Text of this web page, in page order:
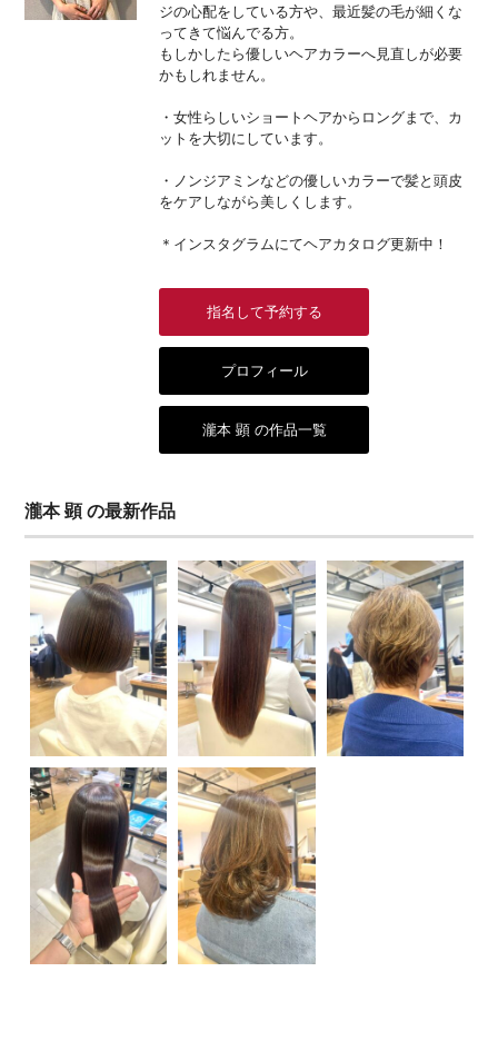
ジの心配をしている方や、最近髪の毛が細くな
ってきて悩んでる方。
もしかしたら優しいヘアカラーへ見直しが必要
かもしれません。
・女性らしいショートヘアからロングまで、カ
ットを大切にしています。
・ノンジアミンなどの優しいカラーで髪と頭皮
をケアしながら美しくします。
＊インスタグラムにてヘアカタログ更新中！
指名して予約する
プロフィール
瀧本 顕 の作品一覧
瀧本 顕 の最新作品